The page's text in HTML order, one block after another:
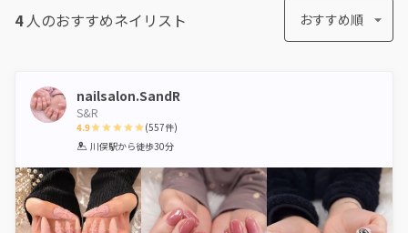
4人のおすすめネイリスト おすすめ順
nailsalon.SandR
S&R
4.9
1 2 3 4 5
(557件)
川俣駅から徒歩30分